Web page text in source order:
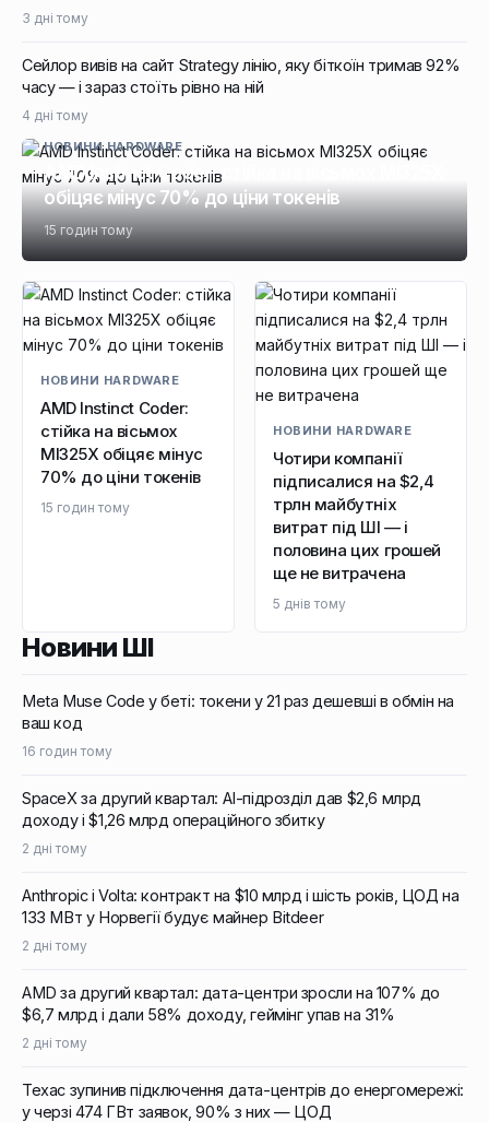
3 дні тому
Сейлор вивів на сайт Strategy лінію, яку біткоїн тримав 92%
часу — і зараз стоїть рівно на ній
4 дні тому
НОВИНИ HARDWARE
AMD Instinct Coder: стійка на вісьмох MI325X
обіцяє мінус 70% до ціни токенів
15 годин тому
НОВИНИ HARDWARE
AMD Instinct Coder:
стійка на вісьмох
MI325X обіцяє мінус
70% до ціни токенів
15 годин тому
НОВИНИ HARDWARE
Чотири компанії
підписалися на $2,4
трлн майбутніх
витрат під ШІ — і
половина цих грошей
ще не витрачена
5 днів тому
Новини ШІ
Meta Muse Code у беті: токени у 21 раз дешевші в обмін на
ваш код
16 годин тому
SpaceX за другий квартал: AI-підрозділ дав $2,6 млрд
доходу і $1,26 млрд операційного збитку
2 дні тому
Anthropic і Volta: контракт на $10 млрд і шість років, ЦОД на
133 МВт у Норвегії будує майнер Bitdeer
2 дні тому
AMD за другий квартал: дата-центри зросли на 107% до
$6,7 млрд і дали 58% доходу, геймінг упав на 31%
2 дні тому
Техас зупинив підключення дата-центрів до енергомережі:
у черзі 474 ГВт заявок, 90% з них — ЦОД